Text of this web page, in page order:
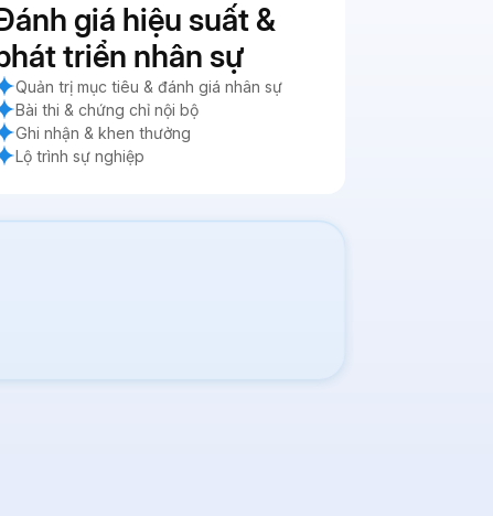
giá hiệu suất &
triển nhân sự
Quản trị mục tiêu & đánh giá nhân sự
Bài thi & chứng chỉ nội bộ
Ghi nhận & khen thưởng
Lộ trình sự nghiệp